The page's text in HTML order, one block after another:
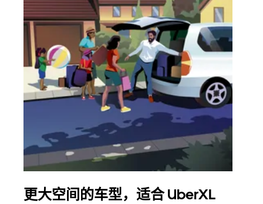
更大空间的车型，适合 UberXL